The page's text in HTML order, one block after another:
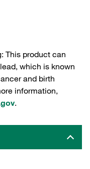
This product can
which is known
and birth
information,
.